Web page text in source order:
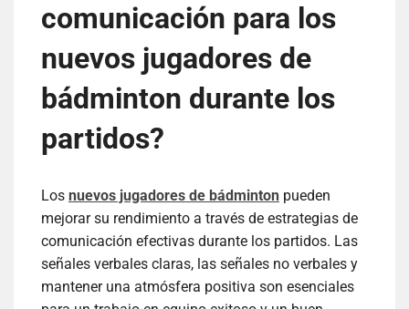
comunicación para los
nuevos jugadores de
bádminton durante los
partidos?
Los nuevos jugadores de bádminton pueden
mejorar su rendimiento a través de estrategias de
comunicación efectivas durante los partidos. Las
señales verbales claras, las señales no verbales y
mantener una atmósfera positiva son esenciales